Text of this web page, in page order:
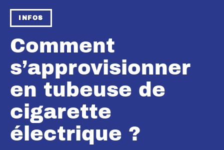
INFOS
Comment
s’approvisionner
en tubeuse de
cigarette
électrique ?